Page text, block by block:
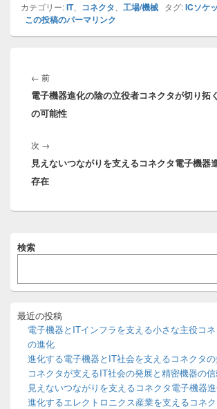
カテゴリー:IT、 コネクタ 工場/機械 タグ:ICソケ
この投稿のパーマリンク
稿
ナ
ビ
ゲ
シ
ョ
ン
← 前前
の
投
電子機器進化の陰の立役者コネクタが切り拓
の可能性
次 →
の
見えないつながりを支えるコネクタ電子機器
存在
イ
イ
バ
検索
最近の投稿
電子機器とITインフラを支える小さな主役コ
の進化
進化する電子機器とIT社会を支えるコネクタ
コネクタが支えるIT社会の発展と精密機器の
見えないつながりを支えるコネクタ電子機器
進化するエレクトロニクス産業を支えるコネ